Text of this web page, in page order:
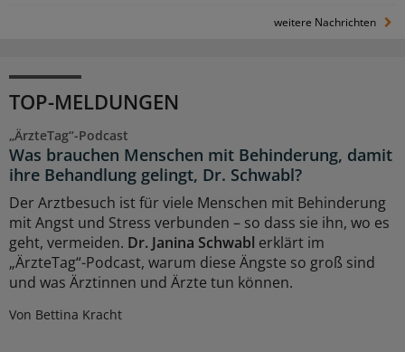
weitere Nachrichten
TOP-MELDUNGEN
„ÄrzteTag“-Podcast
Was brauchen Menschen mit Behinderung, damit
ihre Behandlung gelingt, Dr. Schwabl?
Der Arztbesuch ist für viele Menschen mit Behinderung
mit Angst und Stress verbunden – so dass sie ihn, wo es
geht, vermeiden. Dr. Janina Schwabl erklärt im
„ÄrzteTag“-Podcast, warum diese Ängste so groß sind
und was Ärztinnen und Ärzte tun können.
Von Bettina Kracht